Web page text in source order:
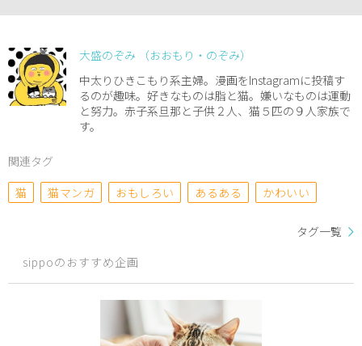
大盛のぞみ （おおもり・のぞみ）
中太りひきこもり系主婦。漫画をInstagramに投稿す
るのが趣味。好きなものは脂と猫。嫌いなものは運動
と努力。赤子系旦那と子供２人、猫５匹の９人家族で
す。
関連タグ
猫
猫マンガ おもしろい あるある かわいい
タグ一覧
sippoのおすすめ企画